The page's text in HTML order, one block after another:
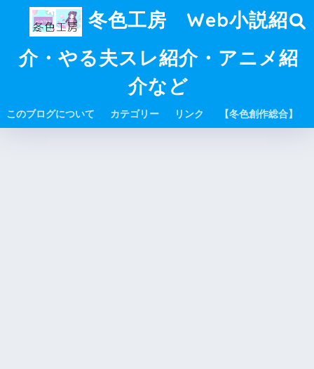
冬色工房 Web小説紹
介・やる夫スレ紹介・アニメ紹
介など
このブログについて カテゴリー リンク 【冬色創作総合】